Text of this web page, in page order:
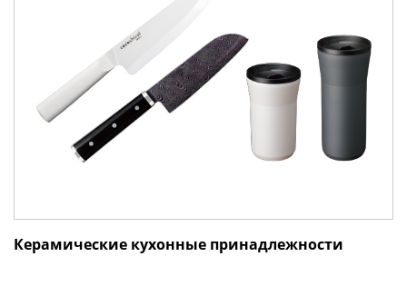
Керамические кухонные принадлежности